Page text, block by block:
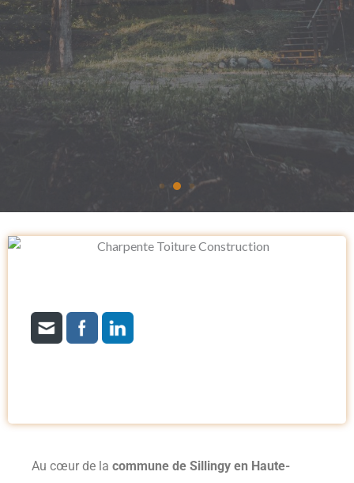
Au cœur de la commune de Sillingy en Haute-